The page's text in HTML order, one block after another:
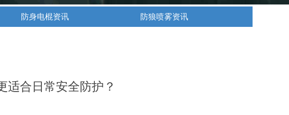
防身电棍资讯 防狼喷雾资讯
适合日常安全防护？